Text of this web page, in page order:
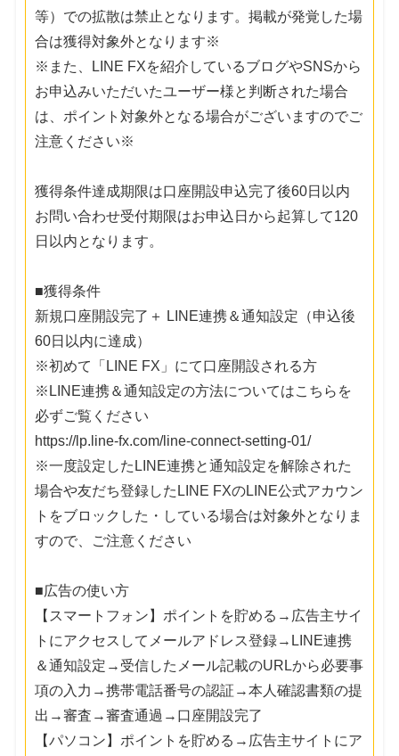
等）での拡散は禁止となります。掲載が発覚した場
合は獲得対象外となります※
※また、LINE FXを紹介しているブログやSNSから
お申込みいただいたユーザー様と判断された場合
は、ポイント対象外となる場合がございますのでご
注意ください※
獲得条件達成期限は口座開設申込完了後60日以内
お問い合わせ受付期限はお申込日から起算して120
日以内となります。
■獲得条件
新規口座開設完了＋ LINE連携＆通知設定（申込後
60日以内に達成）
※初めて「LINE FX」にて口座開設される方
※LINE連携＆通知設定の方法についてはこちらを
必ずご覧ください
https://lp.line-fx.com/line-connect-setting-01/
※一度設定したLINE連携と通知設定を解除された
場合や友だち登録したLINE FXのLINE公式アカウン
トをブロックした・している場合は対象外となりま
すので、ご注意ください
■広告の使い方
【スマートフォン】ポイントを貯める→広告主サイ
トにアクセスしてメールアドレス登録→LINE連携
＆通知設定→受信したメール記載のURLから必要事
項の入力→携帯電話番号の認証→本人確認書類の提
出→審査→審査通過→口座開設完了
【パソコン】ポイントを貯める→広告主サイトにア